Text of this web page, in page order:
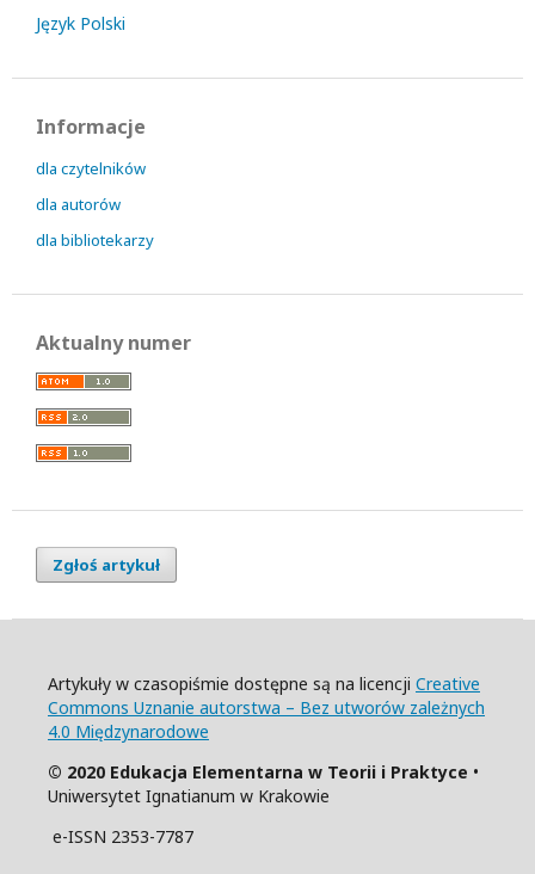
Język Polski
Informacje
dla czytelników
dla autorów
dla bibliotekarzy
Aktualny numer
Zgłoś artykuł
Artykuły w czasopiśmie dostępne są na licencji Creative
Commons Uznanie autorstwa – Bez utworów zależnych
4.0 Międzynarodowe
© 2020 Edukacja Elementarna w Teorii i Praktyce •
Uniwersytet Ignatianum w Krakowie
e-ISSN 2353-7787